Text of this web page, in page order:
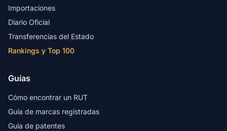
Importaciones
Diario Oficial
Transferencias del Estado
Rankings y Top 100
Guías
Cómo encontrar un RUT
Guía de marcas registradas
Guía de patentes